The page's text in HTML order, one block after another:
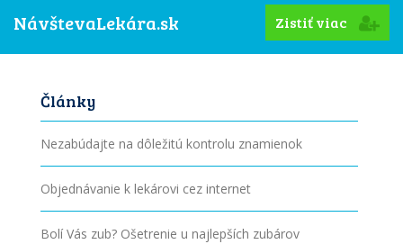
NávštevaLekára.sk
Zistiť viac
Články
Nezabúdajte na dôležitú kontrolu znamienok
Objednávanie k lekárovi cez internet
Bolí Vás zub? Ošetrenie u najlepších zubárov